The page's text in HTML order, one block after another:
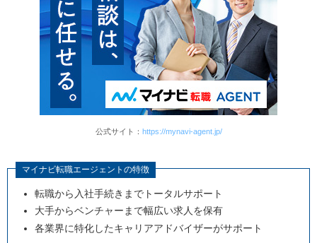
公式サイト： https://mynavi-agent.jp/
マイナビ転職エージェントの特徴
転職から入社手続きまでトータルサポート
大手からベンチャーまで幅広い求人を保有
各業界に特化したキャリアアドバイザーがサポート